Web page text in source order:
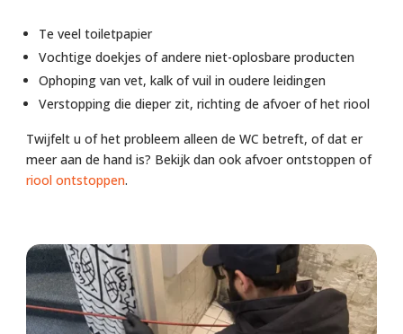
Te veel toiletpapier
Vochtige doekjes of andere niet-oplosbare producten
Ophoping van vet, kalk of vuil in oudere leidingen
Verstopping die dieper zit, richting de afvoer of het riool
Twijfelt u of het probleem alleen de WC betreft, of dat er
meer aan de hand is? Bekijk dan ook afvoer ontstoppen of
riool ontstoppen.